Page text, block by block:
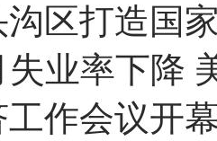
区打造国
失业率下降
作会议开